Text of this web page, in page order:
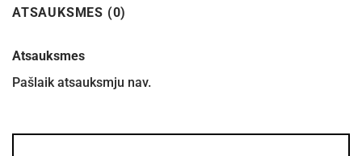
ATSAUKSMES (0)
Atsauksmes
Pašlaik atsauksmju nav.